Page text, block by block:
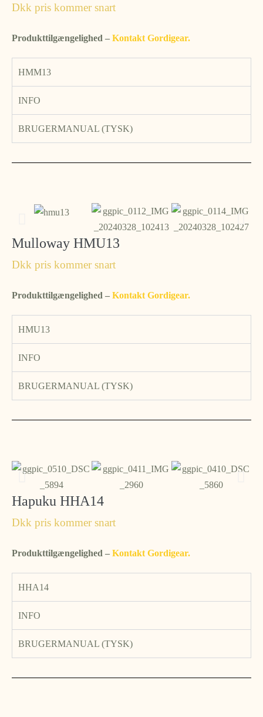
Dkk pris kommer snart
Produkttilgængelighed – Kontakt Gordigear.
HMM13
INFO
BRUGERMANUAL (TYSK)
Mulloway HMU13
Dkk pris kommer snart
Produkttilgængelighed – Kontakt Gordigear.
HMU13
INFO
BRUGERMANUAL (TYSK)
Hapuku HHA14
Dkk pris kommer snart
Produkttilgængelighed – Kontakt Gordigear.
HHA14
INFO
BRUGERMANUAL (TYSK)